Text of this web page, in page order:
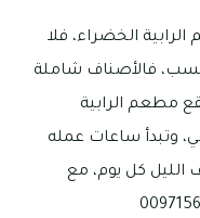
الخضراء، فلا
فالأصناف شاملة
مطعم الرابية
البرشاء 1 بإمارة دبي، وتبدأ ساعات عمله
2 بعد منتصف الليل كل يوم، مع